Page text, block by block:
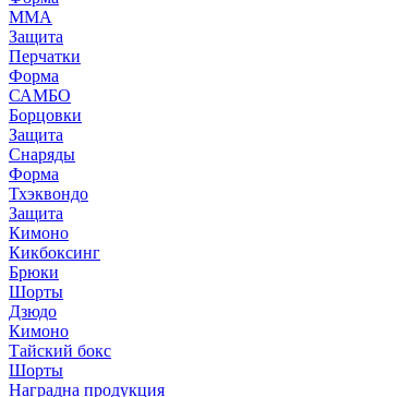
ММА
Защита
Перчатки
Форма
САМБО
Борцовки
Защита
Снаряды
Форма
Тхэквондо
Защита
Кимоно
Кикбоксинг
Брюки
Шорты
Дзюдо
Кимоно
Тайский бокс
Шорты
Наградна продукция